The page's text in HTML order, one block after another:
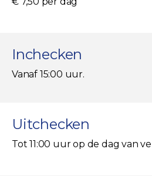
Inchecken
Vanaf 15:00 uur.
Uitchecken
Tot 11:00 uur op de dag van